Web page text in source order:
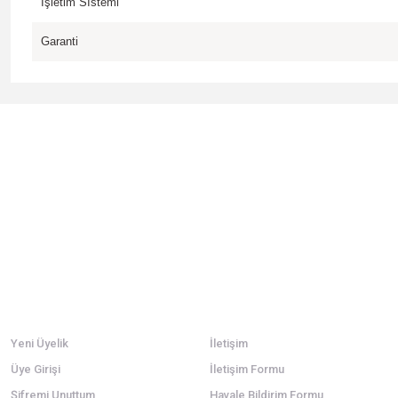
Garanti
Yeni Üyelik
Üye Girişi
Şifremi Unuttum
İletişim
İletişim Formu
Havale Bildirim Formu